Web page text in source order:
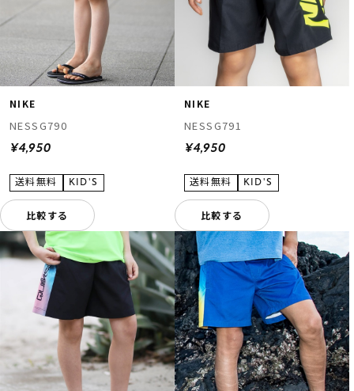
NIKE
NESSG790
¥4,950
比較する
NIKE
NESSG791
¥4,950
比較する